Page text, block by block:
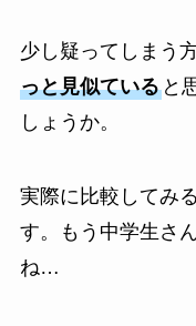
少し疑ってしまう
っと見似ていると
しょうか。
実際に比較してみ
す。もう中学生さ
ね…